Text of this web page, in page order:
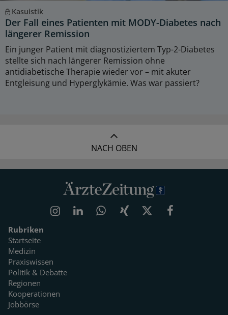
Kasuistik
Der Fall eines Patienten mit MODY-Diabetes nach
längerer Remission
Ein junger Patient mit diagnostiziertem Typ-2-Diabetes
stellte sich nach längerer Remission ohne
antidiabetische Therapie wieder vor – mit akuter
Entgleisung und Hyperglykämie. Was war passiert?
NACH OBEN
Rubriken
Startseite
Medizin
Praxiswissen
Politik & Debatte
Regionen
Kooperationen
Jobbörse